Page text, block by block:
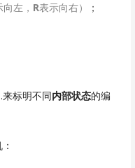
左， R表示向右） ；
标明不同内部状态的编